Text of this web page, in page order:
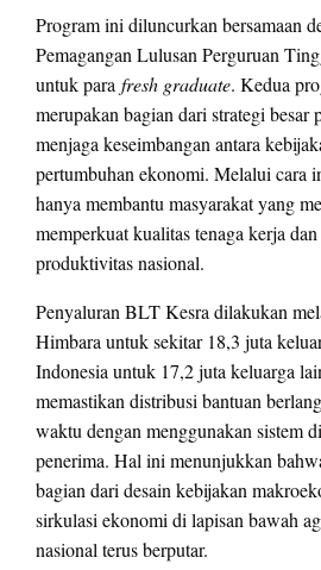
Program ini diluncurkan bersamaan
Pemagangan Lulusan Perguruan
untuk para fresh graduate. Kedua
merupakan bagian dari strategi besar
menjaga keseimbangan antara
pertumbuhan ekonomi. Melalui cara
hanya membantu masyarakat yang
memperkuat kualitas tenaga kerja
produktivitas nasional.
Penyaluran BLT Kesra dilakukan
Himbara untuk sekitar 18,3 juta
Indonesia untuk 17,2 juta keluarga
memastikan distribusi bantuan
waktu dengan menggunakan sistem
penerima. Hal ini menunjukkan
bagian dari desain kebijakan
sirkulasi ekonomi di lapisan bawah
nasional terus berputar.